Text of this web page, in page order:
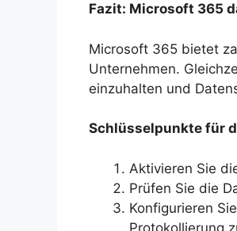
Fazit: Microsoft 365
Microsoft 365 bietet
Unternehmen.
einzuhalten und
Schlüsselpunkte für
Aktivieren Sie
Prüfen Sie die
Konfigurieren
Protokollierung